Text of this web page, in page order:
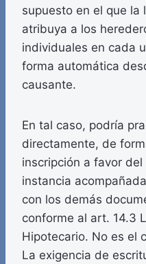
supuesto en el que la
atribuya a los
individuales en cada
forma automática
causante.
En tal caso, podría
directamente, de
inscripción a favor
instancia
con los demás
conforme al art. 14.3
Hipotecario. No es el
La exigencia de